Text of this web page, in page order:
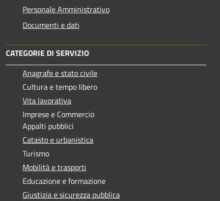
Personale Amministrativo
Documenti e dati
CATEGORIE DI SERVIZIO
Anagrafe e stato civile
Cultura e tempo libero
Vita lavorativa
Imprese e Commercio
Appalti pubblici
Catasto e urbanistica
Turismo
Mobilità e trasporti
Educazione e formazione
Giustizia e sicurezza pubblica